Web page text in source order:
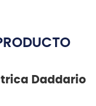
Daddario